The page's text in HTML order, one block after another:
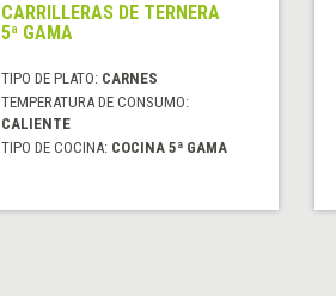
CARRILLERAS DE TERNERA
5ª GAMA
TIPO DE PLATO: CARNES
TEMPERATURA DE CONSUMO:
CALIENTE
TIPO DE COCINA: COCINA 5ª GAMA